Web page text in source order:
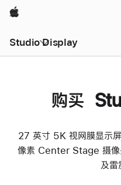
Apple
Studio Display
购买
27 英寸 5K 视网膜显示
像素 Center Stage 摄像
及雷